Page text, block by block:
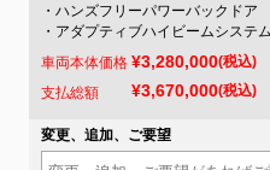
・ハンズフリーパワーバックドア
・アダプティブハイビームシステ
車両本体価格 ¥3,280,000(税込)
支払総額 ¥3,670,000(税込)
変更、追加、ご要望